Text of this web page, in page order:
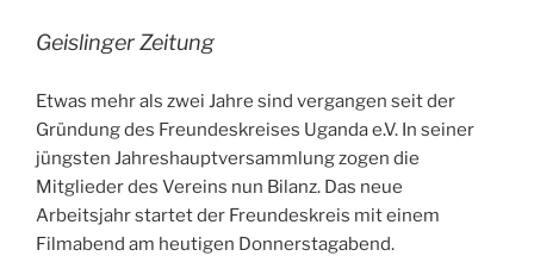
Geislinger Zeitung
Etwas mehr als zwei Jahre sind vergangen seit der
Gründung des Freundeskreises Uganda e.V. In seiner
jüngsten Jahreshauptversammlung zogen die
Mitglieder des Vereins nun Bilanz. Das neue
Arbeitsjahr startet der Freundeskreis mit einem
Filmabend am heutigen Donnerstagabend.